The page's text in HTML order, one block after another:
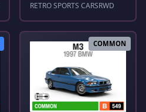
RETRO SPORTS CARSRWD
COMMON